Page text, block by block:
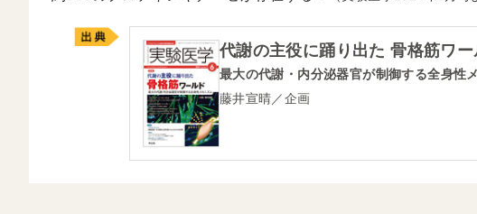
代謝の主役に踊り出た 骨格筋ワー
最大の代謝・内分泌器官が制御する全身性
藤井宣晴／企画